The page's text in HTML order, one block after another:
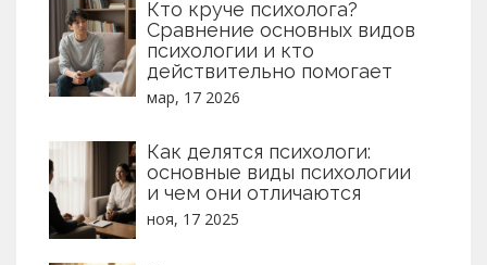
Кто круче психолога?
Сравнение основных видов
психологии и кто
действительно помогает
мар, 17 2026
Как делятся психологи:
основные виды психологии
и чем они отличаются
ноя, 17 2025